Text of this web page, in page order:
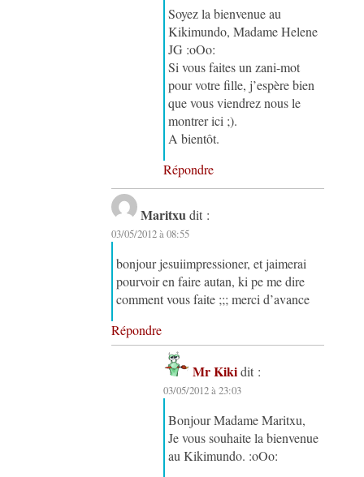
Soyez la bienvenue au
Kikimundo, Madame Helene
JG :oOo:
Si vous faites un zani-mot
pour votre fille, j’espère bien
que vous viendrez nous le
montrer ici ;).
A bientôt.
Répondre
Maritxu dit :
03/05/2012 à 08:55
bonjour jesuiimpressioner, et jaimerai
pourvoir en faire autan, ki pe me dire
comment vous faite ;;; merci d’avance
Répondre
Mr Kiki dit :
03/05/2012 à 23:03
Bonjour Madame Maritxu,
Je vous souhaite la bienvenue
au Kikimundo. :oOo: